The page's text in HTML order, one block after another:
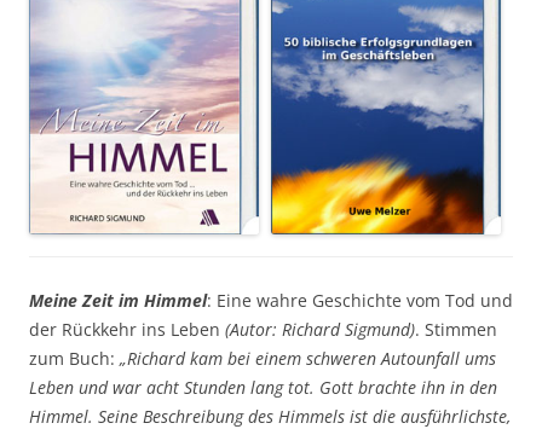
Meine Zeit im Himmel: Eine wahre Geschichte vom Tod und
der Rückkehr ins Leben (Autor: Richard Sigmund). Stimmen
zum Buch: „Richard kam bei einem schweren Autounfall ums
Leben und war acht Stunden lang tot. Gott brachte ihn in den
Himmel. Seine Beschreibung des Himmels ist die ausführlichste,